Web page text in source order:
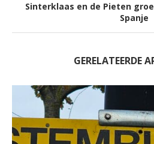
Sinterklaas en de Pieten
Spanje
GERELATEERDE